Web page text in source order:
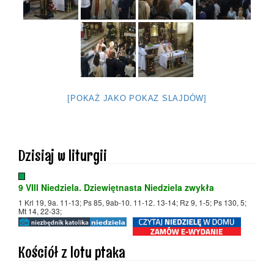
[POKAŻ JAKO POKAZ SLAJDÓW]
Dzisiaj w liturgii
9 VIII Niedziela. Dziewiętnasta Niedziela zwykła
1 Krl 19, 9a. 11-13; Ps 85, 9ab-10. 11-12. 13-14; Rz 9, 1-5; Ps 130, 5;
Mt 14, 22-33;
Kościół z lotu ptaka